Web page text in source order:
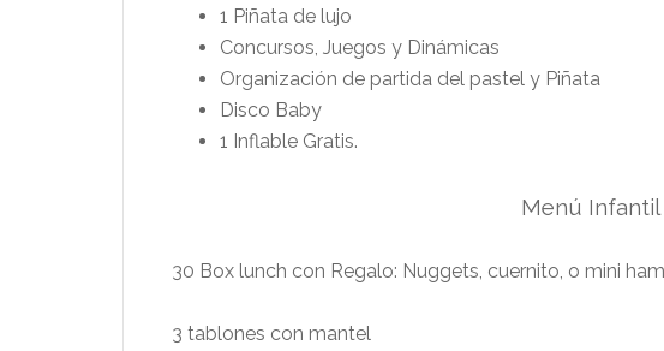
1 Piñata de lujo
Concursos, Juegos y Dinámicas
Organización de partida del pastel y Piñata
Disco Baby
1 Inflable Gratis.
Menú Infantil
30 Box lunch con Regalo: Nuggets, cuernito, o mini
3 tablones con mantel